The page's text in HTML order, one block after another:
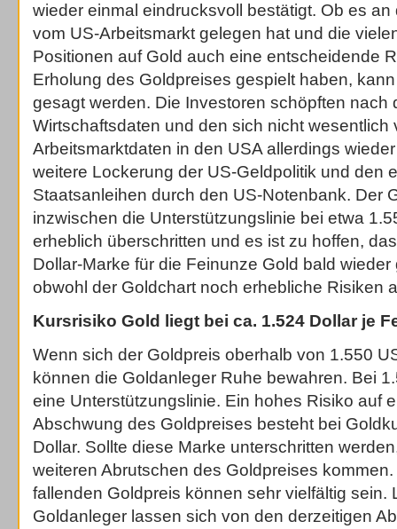
wieder einmal eindrucksvoll bestätigt. Ob es
vom US-Arbeitsmarkt gelegen hat und die
Positionen auf Gold auch eine entscheidende
Erholung des Goldpreises gespielt haben,
gesagt werden. Die Investoren schöpften nach
Wirtschaftsdaten und den sich nicht wesentlich
Arbeitsmarktdaten in den USA allerdings
weitere Lockerung der US-Geldpolitik und den
Staatsanleihen durch den US-Notenbank. Der
inzwischen die Unterstützungslinie bei etwa
erheblich überschritten und es ist zu hoffen,
Dollar-Marke für die Feinunze Gold bald
obwohl der Goldchart noch erhebliche Risiken
Kursrisiko Gold liegt bei ca. 1.524 Dollar je
Wenn sich der Goldpreis oberhalb von 1.550
können die Goldanleger Ruhe bewahren. Bei
eine Unterstützungslinie. Ein hohes Risiko auf
Abschwung des Goldpreises besteht bei
Dollar. Sollte diese Marke unterschritten
weiteren Abrutschen des Goldpreises
fallenden Goldpreis können sehr vielfältig sein.
Goldanleger lassen sich von den derzeitigen